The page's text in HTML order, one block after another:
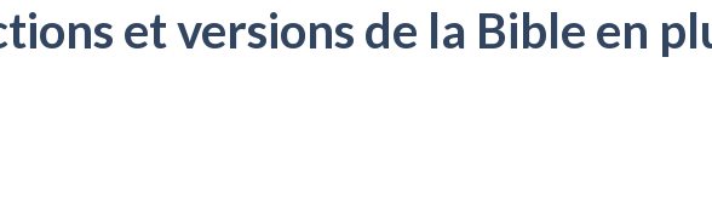
et versions de la Bible en